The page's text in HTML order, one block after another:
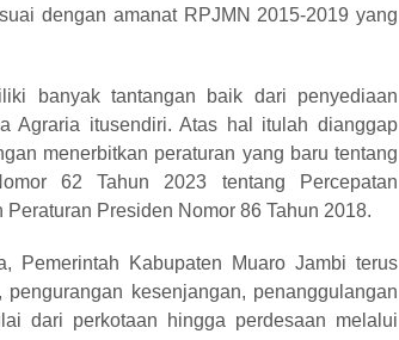
dengan amanat RPJMN 2015-2019 yang
banyak tantangan baik dari penyediaan
Agraria itusendiri. Atas hal itulah dianggap
menerbitkan peraturan yang baru tentang
62 Tahun 2023 tentang Percepatan
Presiden Nomor 86 Tahun 2018.
Pemerintah Kabupaten Muaro Jambi terus
kesenjangan, penanggulangan
dari perkotaan hingga perdesaan melalui